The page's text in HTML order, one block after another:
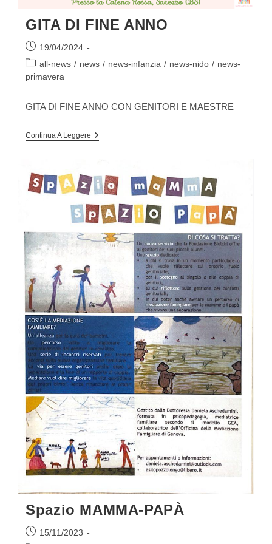
GITA DI FINE ANNO
Articolo
pubblicato:
19/04/2024
Categoria
dell'articolo:
all-news / news / news-infanzia / news-nido / news-
primavera
GITA DI FINE ANNO CON GENITORI E MAESTRE
Continua A Leggere GITA
Spazio MAMMA-PAPÀ
Articolo15/11/2023